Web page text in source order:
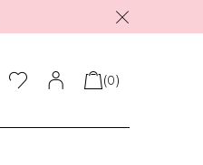
(0)